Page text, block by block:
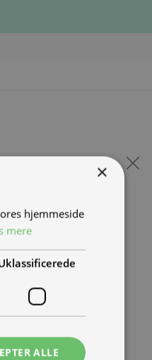
×
hjemmeside
mere
ALLE